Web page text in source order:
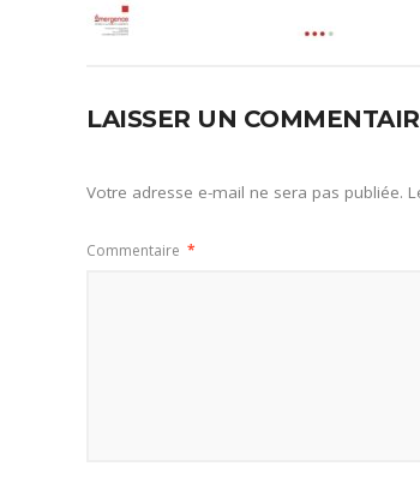
LAISSER UN
Votre adresse e-mail ne sera pas publiée.
Commentaire *